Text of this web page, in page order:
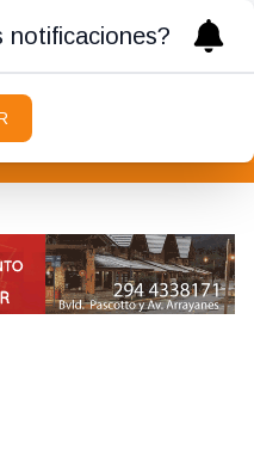
notificaciones?